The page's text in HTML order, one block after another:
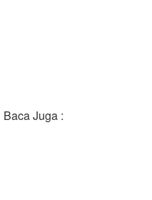
Baca Juga :